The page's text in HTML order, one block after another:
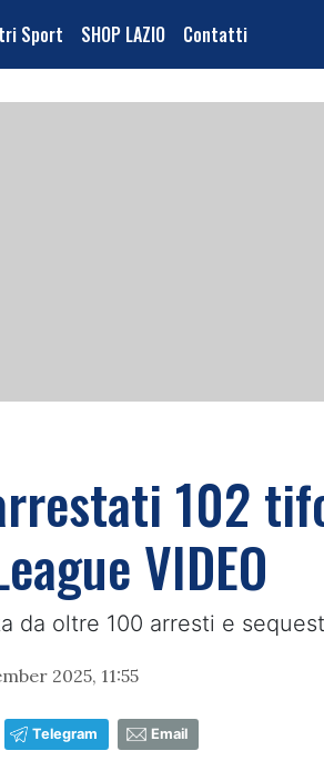
Sport SHOP LAZIO Contatti
102
VIDEO
da oltre 100 arresti e
2025, 11:55
Telegram Email